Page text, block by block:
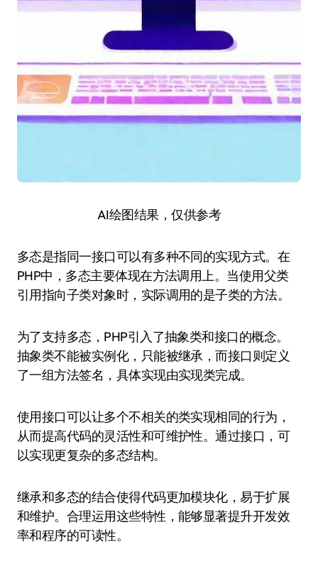
AI绘图结果，仅供参考
多态是指同一接口可以有多种不同的实现方式。在
PHP中，多态主要体现在方法调用上。当使用父类
引用指向子类对象时，实际调用的是子类的方法。
为了支持多态，PHP引入了抽象类和接口的概念。
抽象类不能被实例化，只能被继承，而接口则定义
了一组方法签名，具体实现由实现类完成。
使用接口可以让多个不相关的类实现相同的行为，
从而提高代码的灵活性和可维护性。通过接口，可
以实现更复杂的多态结构。
继承和多态的结合使得代码更加模块化，易于扩展
和维护。合理运用这些特性，能够显著提升开发效
率和程序的可读性。